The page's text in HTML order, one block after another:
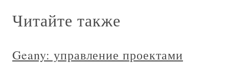
Читайте также
Geany: управление проектами